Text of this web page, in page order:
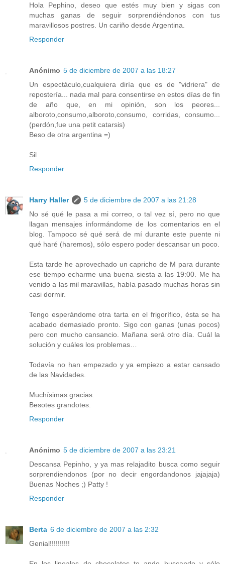
Hola Pephino, deseo que estés muy bien y sigas con
muchas ganas de seguir sorprendiéndonos con tus
maravillosos postres. Un cariño desde Argentina.
Responder
Anónimo 5 de diciembre de 2007 a las 18:27
Un espectáculo,cualquiera diría que es de "vidriera" de
repostería... nada mal para consentirse en estos días de fin
de año que, en mi opinión, son los peores...
alboroto,consumo,alboroto,consumo, corridas, consumo...
(perdón,fue una petit catarsis)
Beso de otra argentina =)
Sil
Responder
Harry Haller
5 de diciembre de 2007 a las 21:28
No sé qué le pasa a mi correo, o tal vez sí, pero no que
llagan mensajes informándome de los comentarios en el
blog. Tampoco sé qué será de mí durante este puente ni
qué haré (haremos), sólo espero poder descansar un poco.
Esta tarde he aprovechado un capricho de M para durante
ese tiempo echarme una buena siesta a las 19:00. Me ha
venido a las mil maravillas, había pasado muchas horas sin
casi dormir.
Tengo esperándome otra tarta en el frigorífico, ésta se ha
acabado demasiado pronto. Sigo con ganas (unas pocos)
pero con mucho cansancio. Mañana será otro día. Cuál la
solución y cuáles los problemas…
Todavía no han empezado y ya empiezo a estar cansado
de las Navidades.
Muchísimas gracias.
Besotes grandotes.
Responder
Anónimo 5 de diciembre de 2007 a las 23:21
Descansa Pepinho, y ya mas relajadito busca como seguir
sorprendiendonos (por no decir engordandonos jajajaja)
Buenas Noches ;) Patty !
Responder
Berta 6 de diciembre de 2007 a las 2:32
Genial!!!!!!!!!!